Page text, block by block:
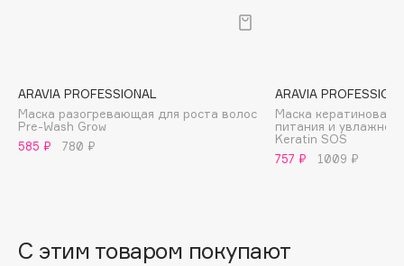
Balmain Hair Couture
Banderas
Basicare
Beautyblades
НОВИНКА
ARAVIA PROFESSIONAL
Маска разогревающая для роста волос
Pre-Wash Grow
585 ₽
780 ₽
ARAVIA
Маска кератиновая
питания и
Keratin SOS
757 ₽
1009 ₽
С этим товаром покупают